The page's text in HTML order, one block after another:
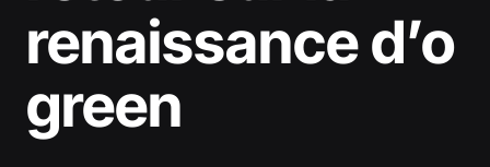
renaissance d’o
green